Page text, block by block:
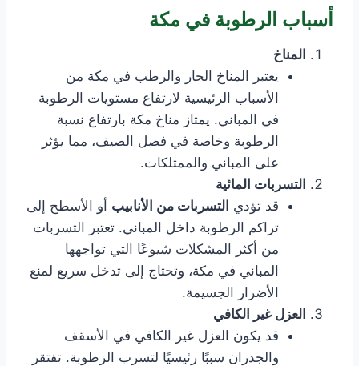
أسباب الرطوبة في مكة
المناخ
يعتبر المناخ الحار والرطب في مكة من
الأسباب الرئيسية لارتفاع مستويات الرطوبة
في المباني. يمتاز مناخ مكة بارتفاع نسبة
الرطوبة وخاصة في فصل الصيف، مما يؤثر
على المباني والممتلكات.
التسربات المائية
قد تؤدي التسربات من الأنابيب أو الأسطح إلى
تراكم الرطوبة داخل المباني. تعتبر التسربات
من أكثر المشكلات شيوعًا التي تواجهها
المباني في مكة، وتحتاج إلى تدخل سريع لمنع
الأضرار الجسيمة.
العزل غير الكافي
قد يكون العزل غير الكافي في الأسقف
والجدران سببًا رئيسيًا لتسرب الرطوبة. تفتقر